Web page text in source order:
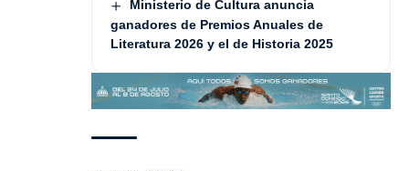
Ministerio de Cultura anuncia
ganadores de Premios Anuales de
Literatura 2026 y el de Historia 2025